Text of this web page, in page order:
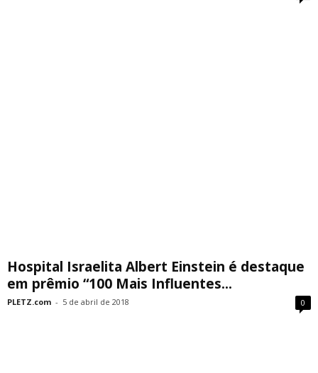
Hospital Israelita Albert Einstein é destaque
em prêmio “100 Mais Influentes...
PLETZ.com - 5 de abril de 2018 0